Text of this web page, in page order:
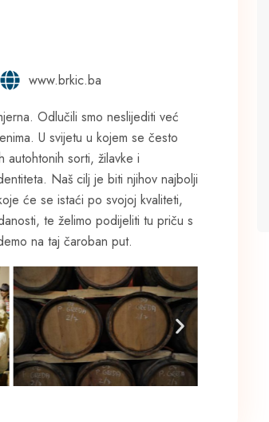
www.brkic.ba
Odlučili smo neslijediti već
U svijetu u kojem se često
autohtonih sorti, žilavke i
Naš cilj je biti njihov najbolji
će se istaći po svojoj kvaliteti,
te želimo podijeliti tu priču s
na taj čaroban put.